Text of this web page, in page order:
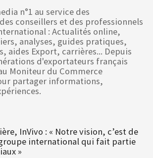
n°1 au service des
conseillers et des professionnels
: Actualités online,
analyses, guides pratiques,
aides Export, carrières... Depuis
d'exportateurs français
Moniteur du Commerce
partager informations,
InVivo : « Notre vision, c’est de
international qui fait partie
»